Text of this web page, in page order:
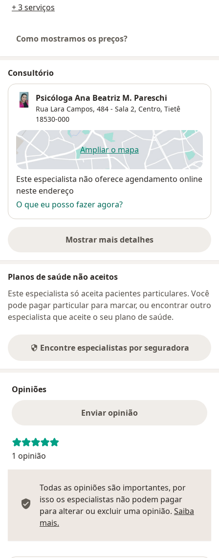
+ 3 serviços
Como mostramos os preços?
Consultório
Psicóloga Ana Beatriz M. Pareschi
Rua Lara Campos, 484 - Sala 2, Centro, Tietê
18530-000
Ampliar o mapaabre num novo separador
Disponibilidade
Este especialista não oferece agendamento online
neste endereço
O que eu posso fazer agora?
Mostrar mais detalhes
sobre o endereço
Planos de saúde não aceitos
Este especialista só aceita pacientes particulares. Você
pode pagar particular para marcar, ou encontrar outro
especialista que aceite o seu plano de saúde.
Encontre especialistas por seguradora
Opiniões
Enviar opinião
1 opinião
Todas as opiniões são importantes, por
isso os especialistas não podem pagar
para alterar ou excluir uma opinião. Saiba
mais.